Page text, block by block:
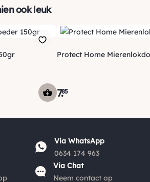
vandaag nog verzonden! Je ontvangt
van ons zodat je je pakketje kan
€ 15.00 zijn de verzendkosten € 5.95,
vanaf € 50.00*.
ook leuk
Protect Home
7.85
Via WhatsApp
0634 174 963
Via Chat
Neem contact op